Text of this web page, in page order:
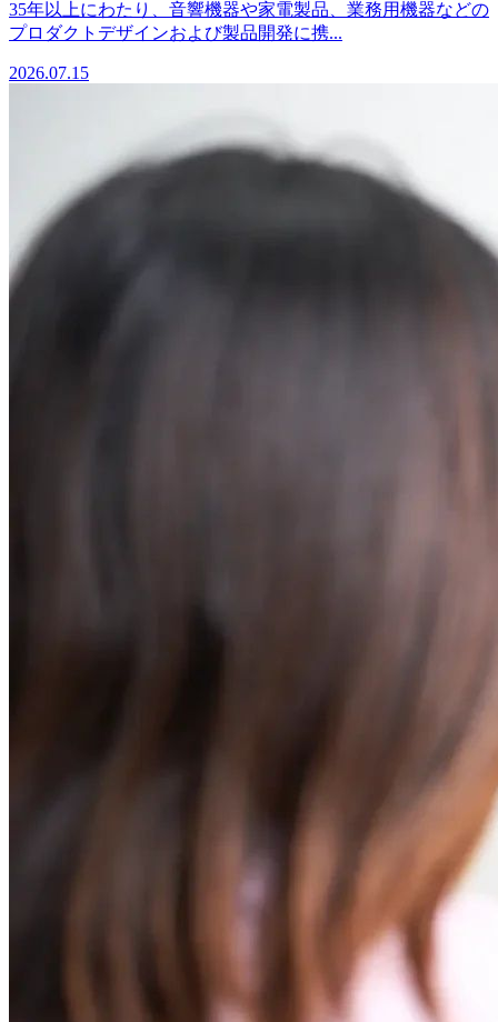
35年以上にわたり、音響機器や家電製品、業務用機器などの
プロダクトデザインおよび製品開発に携...
2026.07.15